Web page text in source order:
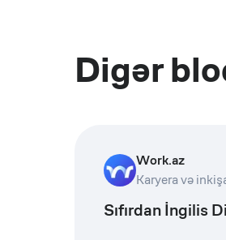
Digər
Work.az
Karyera və
Sıfırdan İngilis